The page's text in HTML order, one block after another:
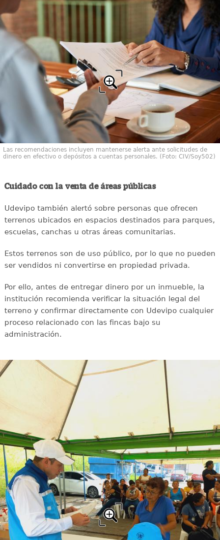
Las recomendaciones incluyen mantenerse alerta ante solicitudes de
dinero en efectivo o depósitos a cuentas personales. (Foto: CIV/Soy502)
Cuidado con la venta de áreas públicas
Udevipo también alertó sobre personas que ofrecen
terrenos ubicados en espacios destinados para parques,
escuelas, canchas u otras áreas comunitarias.
Estos terrenos son de uso público, por lo que no pueden
ser vendidos ni convertirse en propiedad privada.
Por ello, antes de entregar dinero por un inmueble, la
institución recomienda verificar la situación legal del
terreno y confirmar directamente con Udevipo cualquier
proceso relacionado con las fincas bajo su
administración.